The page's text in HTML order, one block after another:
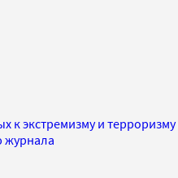
к экстремизму и
журнала